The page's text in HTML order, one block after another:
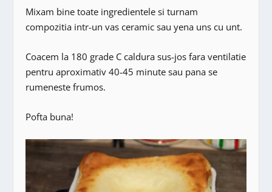
Mixam bine toate ingredientele si turnam
compozitia intr-un vas ceramic sau yena uns cu unt.
Coacem la 180 grade C caldura sus-jos fara ventilatie
pentru aproximativ 40-45 minute sau pana se
rumeneste frumos.
Pofta buna!